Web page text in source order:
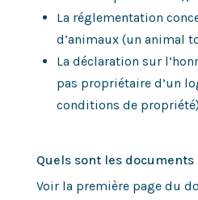
La réglementation
d’animaux (un animal
La déclaration sur
pas propriétaire d’un
conditions de
Quels sont les
Voir la première page du